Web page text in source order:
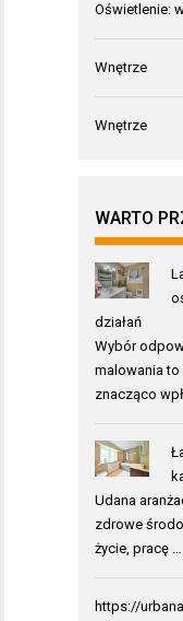
Oświetlenie:
Wnętrze
Wnętrze
WARTO
działań
Wybór
malowania to
znacząco
Udana
zdrowe
życie, pracę …
https://